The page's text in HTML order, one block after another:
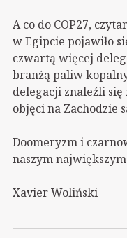
A co do COP27,
w Egipcie pojawiło
czwartą więcej
branżą paliw
delegacji znaleźli
objęci na Zachodzie
Doomeryzm i
naszym
Xavier Woliński